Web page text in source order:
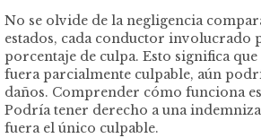
No se olvide de la negligencia
estados, cada conductor involucrado
porcentaje de culpa. Esto significa
fuera parcialmente culpable, aún
daños. Comprender cómo funciona
Podría tener derecho a una
fuera el único culpable.